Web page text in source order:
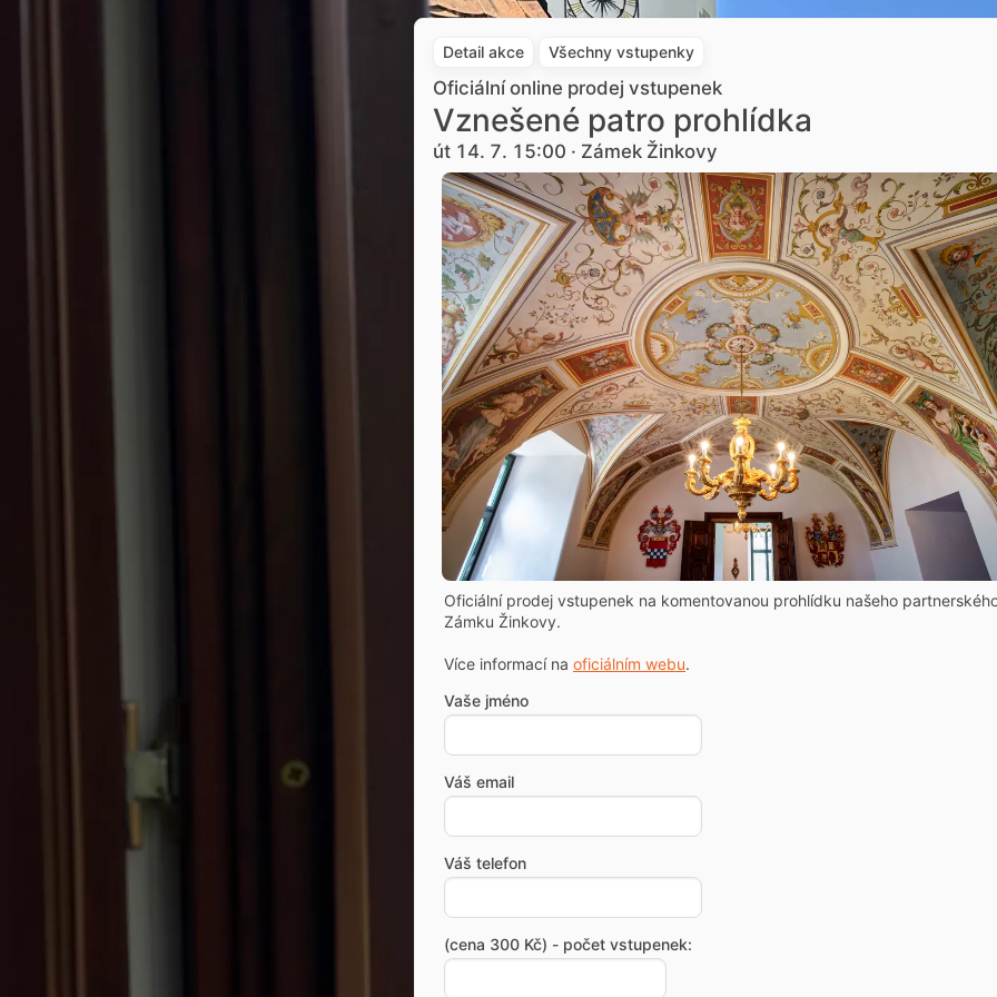
Detail akce Všechny vstupenky
Oficiální online prodej vstupenek
Vznešené patro prohlídka
út 14. 7. 15:00 · Zámek Žinkovy
Oficiální prodej vstupenek na komentovanou prohlídku našeho
Zámku Žinkovy.
Více informací na oficiálním webu.
Vaše jméno
Váš email
Váš telefon
(cena 300 Kč) - počet vstupenek: